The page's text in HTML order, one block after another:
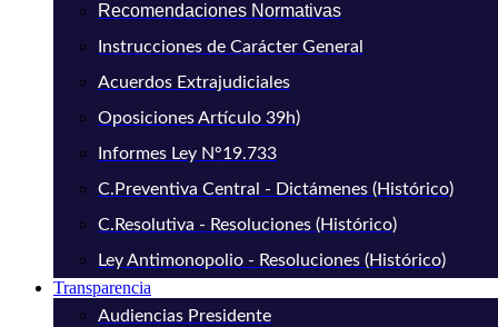
Recomendaciones Normativas
Instrucciones de Carácter General
Acuerdos Extrajudiciales
Oposiciones Artículo 39h)
Informes Ley N°19.733
C.Preventiva Central - Dictámenes (Histórico)
C.Resolutiva - Resoluciones (Histórico)
Ley Antimonopolio - Resoluciones (Histórico)
Transparencia
Audiencias Presidente